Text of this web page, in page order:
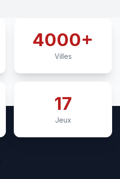
4000+
Villes
17
Jeux